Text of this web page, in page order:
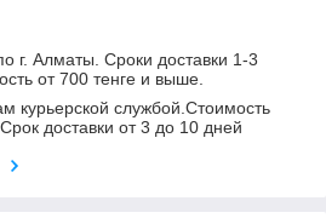
г. Алматы. Сроки доставки 1-3
от 700 тенге и выше.
курьерской службой.Стоимость
доставки от 3 до 10 дней